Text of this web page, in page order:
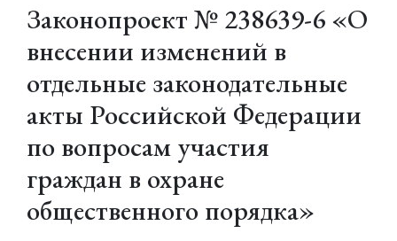
Законопроект № 238639-6 «О
внесении изменений в
отдельные законодательные
акты Российской Федерации
по вопросам участия
граждан в охране
общественного порядка»